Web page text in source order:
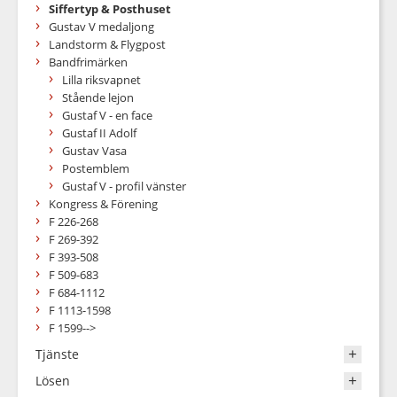
Siffertyp & Posthuset
Gustav V medaljong
Landstorm & Flygpost
Bandfrimärken
Lilla riksvapnet
Stående lejon
Gustaf V - en face
Gustaf II Adolf
Gustav Vasa
Postemblem
Gustaf V - profil vänster
Kongress & Förening
F 226-268
F 269-392
F 393-508
F 509-683
F 684-1112
F 1113-1598
F 1599-->
Tjänste
Lösen